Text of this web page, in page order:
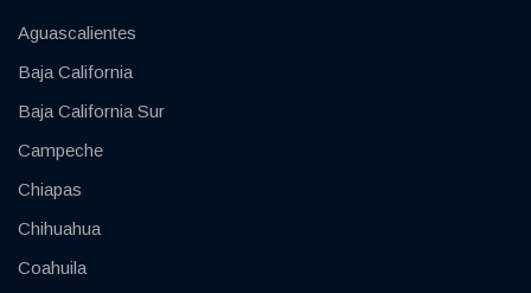
Aguascalientes
Baja California
Baja California Sur
Campeche
Chiapas
Chihuahua
Coahuila